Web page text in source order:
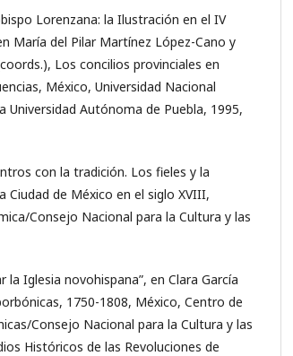
Lorenzana: la Ilustración en el IV
María del Pilar Martínez López-Cano y
Los concilios provinciales en
México, Universidad Nacional
Autónoma de Puebla, 1995,
con la tradición. Los fieles y la
Ciudad de México en el siglo XVIII,
Consejo Nacional para la Cultura y las
la Iglesia novohispana”, en Clara García
1750-1808, México, Centro de
Consejo Nacional para la Cultura y las
Históricos de las Revoluciones de